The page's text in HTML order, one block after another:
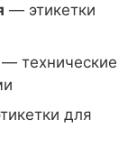
— этикетки
— технические
для